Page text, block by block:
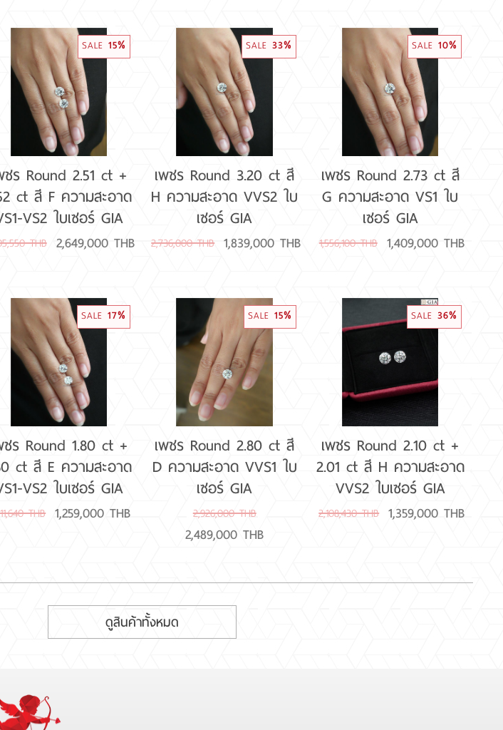
SALE 15%
ชร Round 2.51 ct +
ct สี F ความสะอาด
VS2 ใบเซอร์ GIA
THB 2,649,000 THB
SALE 33%
เพชร Round 3.20 ct สี
H ความสะอาด VVS2 ใบ
เซอร์ GIA
2,736,000 THB 1,839,000 THB
SALE 10%
เพชร Round 2.73 ct สี
G ความสะอาด VS1 ใบ
เซอร์ GIA
1,556,100 THB 1,409,000 THB
SALE 17%
ชร Round 1.80 ct +
ct สี E ความสะอาด
VS2 ใบเซอร์ GIA
THB 1,259,000 THB
SALE 15%
เพชร Round 2.80 ct สี
D ความสะอาด VVS1 ใบ
เซอร์ GIA
2,926,000 THB
2,489,000 THB
SALE 36%
เพชร Round 2.10 ct +
2.01 ct สี H ความสะอาด
VVS2 ใบเซอร์ GIA
2,108,430 THB 1,359,000 THB
ดูสินค้าทั้งหมด